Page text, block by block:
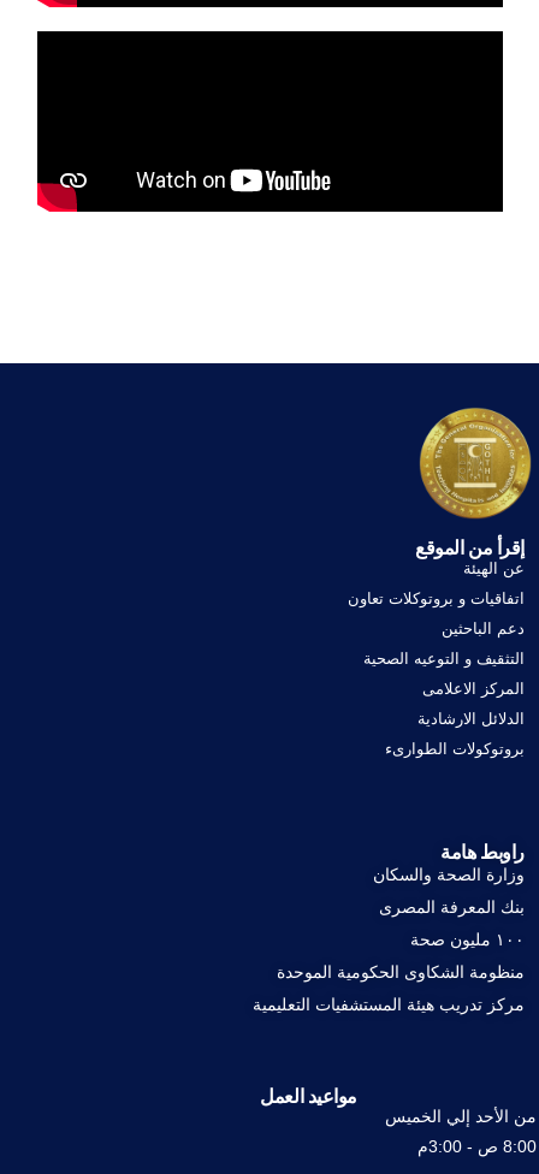
إقرأ من الموقع
عن الهيئة
اتفاقيات و بروتوكلات تعاون
دعم الباحثين
التثقيف و التوعيه الصحية
المركز الاعلامى
الدلائل الارشادية
بروتوكولات الطوارىء
راوبط هامة
وزارة الصحة والسكان
بنك المعرفة المصرى
١٠٠ مليون صحة
منظومة الشكاوى الحكومية الموحدة
مركز تدريب هيئة المستشفيات التعليمية
مواعيد العمل
من الأحد إلي الخميس
8:00 ص - 3:00م